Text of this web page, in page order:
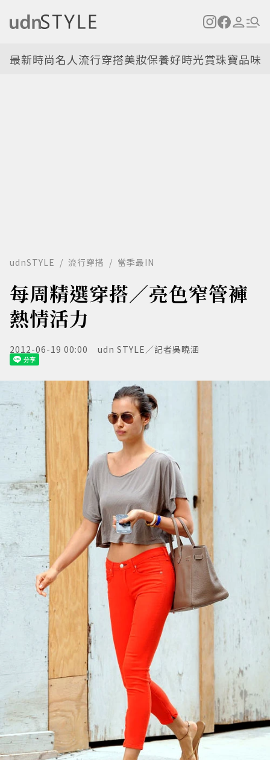
最新時尚名人流行穿搭美妝保養好時光賞珠寶品味
udnSTYLE 流行穿搭 當季最IN
每周精選穿搭／亮色窄管褲
熱情活力
2012-06-19 00:00 udn STYLE／記者吳曉涵